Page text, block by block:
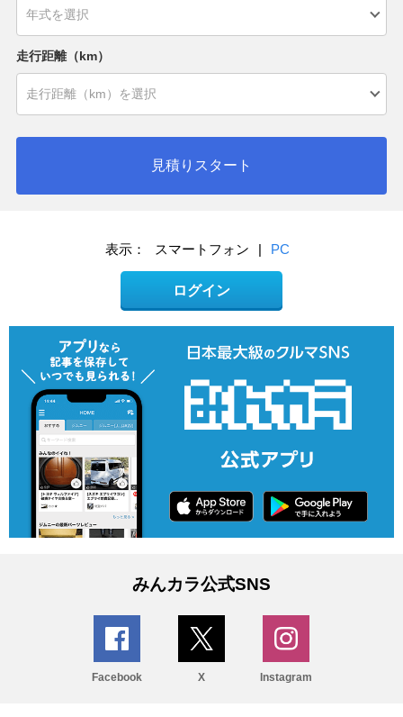
走行距離（km）
見積りスタート
表示： スマートフォン | PC
ログイン
みんカラ公式SNS
Facebook X Instagram